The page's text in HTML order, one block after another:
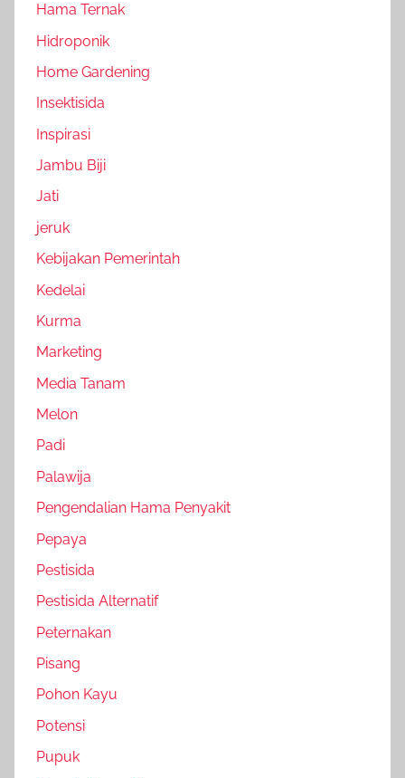
Hama Ternak
Hidroponik
Home Gardening
Insektisida
Inspirasi
Jambu Biji
Jati
jeruk
Kebijakan Pemerintah
Kedelai
Kurma
Marketing
Media Tanam
Melon
Padi
Palawija
Pengendalian Hama Penyakit
Pepaya
Pestisida
Pestisida Alternatif
Peternakan
Pisang
Pohon Kayu
Potensi
Pupuk